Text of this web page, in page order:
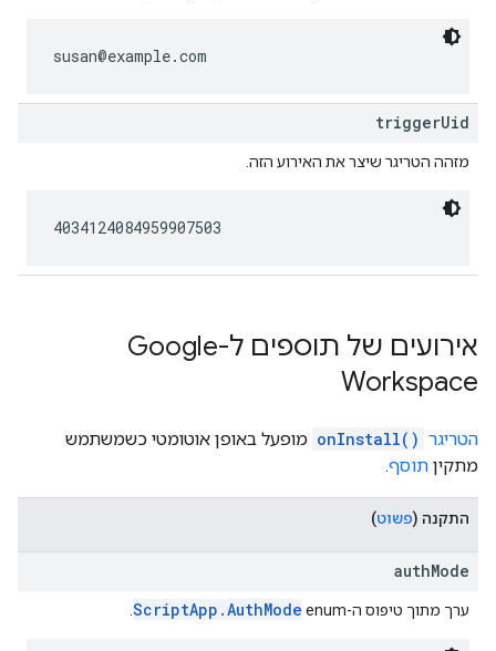
susan@example.com
triggerUid
מזהה הטריגר שיצר את האירוע הזה.
4034124084959907503
אירועים של תוספים ל-Google
Workspace
הטריגר onInstall() מופעל באופן אוטומטי כשמשתמש
מתקין תוסף.
התקנה (פשוט)
authMode
ערך מתוך טיפוס ה-enum‏ ScriptApp.AuthMode